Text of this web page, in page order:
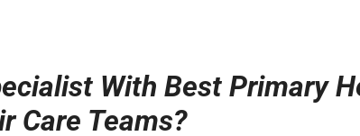
With Best Primary
Care Teams?